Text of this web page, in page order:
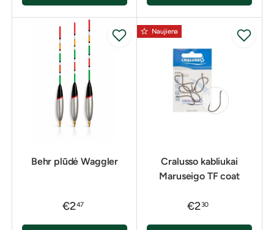
Behr plūdė Waggler
€247
Naujiena
Cralusso kabliukai
Maruseigo TF coat
€230